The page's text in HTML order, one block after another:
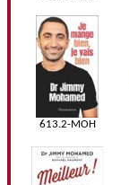
613.2-MOH